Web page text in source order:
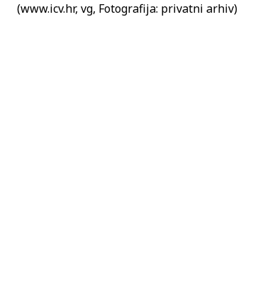
(www.icv.hr, vg, Fotografija: privatni arhiv)